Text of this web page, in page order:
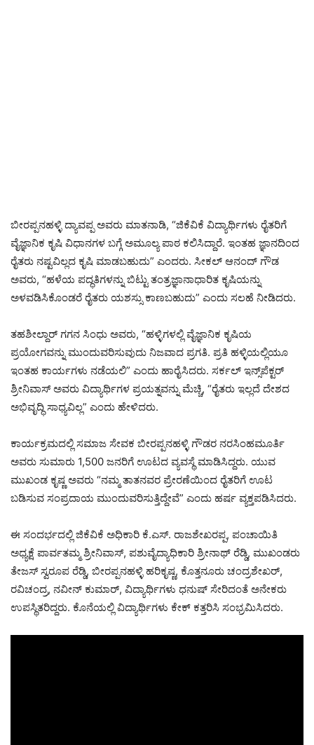
ಬೀರಪ್ಪನಹಳ್ಳಿ ದ್ಯಾವಪ್ಪ ಅವರು ಮಾತನಾಡಿ, “ಜಿಕೆವಿಕೆ ವಿದ್ಯಾರ್ಥಿಗಳು ರೈತರಿಗೆ
ವೈಜ್ಞಾನಿಕ ಕೃಷಿ ವಿಧಾನಗಳ ಬಗ್ಗೆ ಅಮೂಲ್ಯ ಪಾಠ ಕಲಿಸಿದ್ದಾರೆ. ಇಂತಹ ಜ್ಞಾನದಿಂದ
ರೈತರು ನಷ್ಟವಿಲ್ಲದ ಕೃಷಿ ಮಾಡಬಹುದು” ಎಂದರು. ಸೀಕಲ್ ಆನಂದ್ ಗೌಡ
ಅವರು, “ಹಳೆಯ ಪದ್ಧತಿಗಳನ್ನು ಬಿಟ್ಟು ತಂತ್ರಜ್ಞಾನಾಧಾರಿತ ಕೃಷಿಯನ್ನು
ಅಳವಡಿಸಿಕೊಂಡರೆ ರೈತರು ಯಶಸ್ಸು ಕಾಣಬಹುದು” ಎಂದು ಸಲಹೆ ನೀಡಿದರು.
ತಹಶೀಲ್ದಾರ್ ಗಗನ ಸಿಂಧು ಅವರು, “ಹಳ್ಳಿಗಳಲ್ಲಿ ವೈಜ್ಞಾನಿಕ ಕೃಷಿಯ
ಪ್ರಯೋಗವನ್ನು ಮುಂದುವರಿಸುವುದು ನಿಜವಾದ ಪ್ರಗತಿ. ಪ್ರತಿ ಹಳ್ಳಿಯಲ್ಲಿಯೂ
ಇಂತಹ ಕಾರ್ಯಗಳು ನಡೆಯಲಿ” ಎಂದು ಹಾರೈಸಿದರು. ಸರ್ಕಲ್ ಇನ್ಸ್‌ಪೆಕ್ಟರ್
ಶ್ರೀನಿವಾಸ್ ಅವರು ವಿದ್ಯಾರ್ಥಿಗಳ ಪ್ರಯತ್ನವನ್ನು ಮೆಚ್ಚಿ, “ರೈತರು ಇಲ್ಲದೆ ದೇಶದ
ಅಭಿವೃದ್ಧಿ ಸಾಧ್ಯವಿಲ್ಲ” ಎಂದು ಹೇಳಿದರು.
ಕಾರ್ಯಕ್ರಮದಲ್ಲಿ ಸಮಾಜ ಸೇವಕ ಬೀರಪ್ಪನಹಳ್ಳಿ ಗೌಡರ ನರಸಿಂಹಮೂರ್ತಿ
ಅವರು ಸುಮಾರು 1,500 ಜನರಿಗೆ ಊಟದ ವ್ಯವಸ್ಥೆ ಮಾಡಿಸಿದ್ದರು. ಯುವ
ಮುಖಂಡ ಕೃಷ್ಣ ಅವರು “ನಮ್ಮ ತಾತನವರ ಪ್ರೇರಣೆಯಿಂದ ರೈತರಿಗೆ ಊಟ
ಬಡಿಸುವ ಸಂಪ್ರದಾಯ ಮುಂದುವರಿಸುತ್ತಿದ್ದೇವೆ” ಎಂದು ಹರ್ಷ ವ್ಯಕ್ತಪಡಿಸಿದರು.
ಈ ಸಂದರ್ಭದಲ್ಲಿ ಜಿಕೆವಿಕೆ ಅಧಿಕಾರಿ ಕೆ.ಎಸ್. ರಾಜಶೇಖರಪ್ಪ, ಪಂಚಾಯಿತಿ
ಅಧ್ಯಕ್ಷೆ ಪಾರ್ವತಮ್ಮ ಶ್ರೀನಿವಾಸ್, ಪಶುವೈದ್ಯಾಧಿಕಾರಿ ಶ್ರೀನಾಥ್ ರೆಡ್ಡಿ, ಮುಖಂಡರು
ತೇಜಸ್ ಸ್ವರೂಪ ರೆಡ್ಡಿ, ಬೀರಪ್ಪನಹಳ್ಳಿ ಹರಿಕೃಷ್ಣ, ಕೊತ್ತನೂರು ಚಂದ್ರಶೇಖರ್,
ರವಿಚಂದ್ರ, ನವೀನ್ ಕುಮಾರ್, ವಿದ್ಯಾರ್ಥಿಗಳು ಧನುಷ್ ಸೇರಿದಂತೆ ಅನೇಕರು
ಉಪಸ್ಥಿತರಿದ್ದರು. ಕೊನೆಯಲ್ಲಿ ವಿದ್ಯಾರ್ಥಿಗಳು ಕೇಕ್ ಕತ್ತರಿಸಿ ಸಂಭ್ರಮಿಸಿದರು.